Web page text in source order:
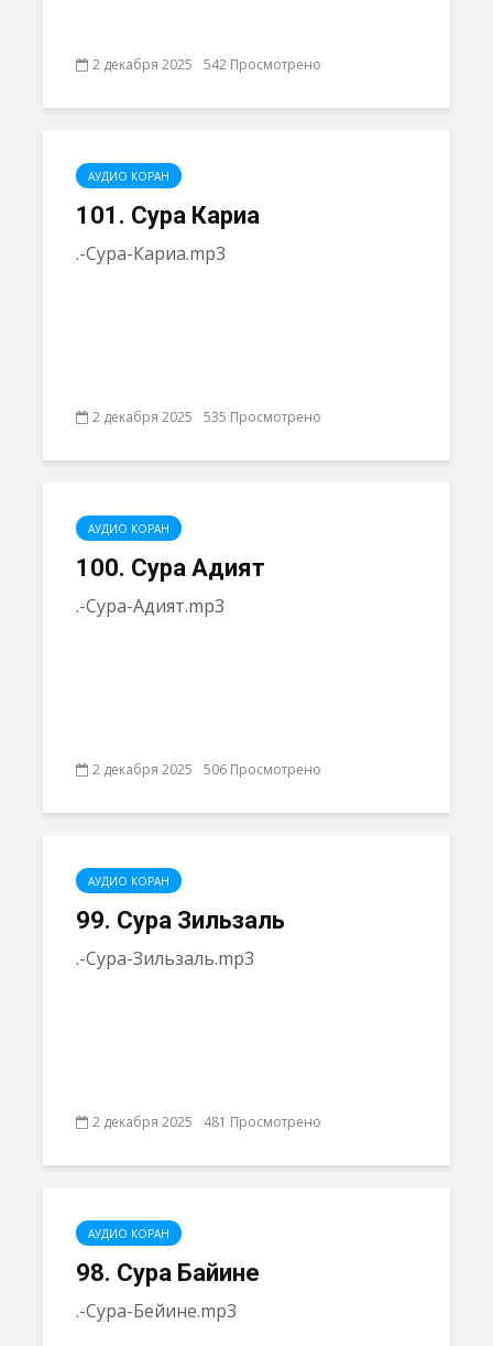
2 декабря 2025 542 Просмотрено
АУДИО КОРАН
101. Сура Кариа
.-Сура-Кариа.mp3
2 декабря 2025 535 Просмотрено
АУДИО КОРАН
100. Сура Адият
.-Сура-Адият.mp3
2 декабря 2025 506 Просмотрено
АУДИО КОРАН
99. Сура Зильзаль
.-Сура-Зильзаль.mp3
2 декабря 2025 481 Просмотрено
АУДИО КОРАН
98. Сура Байине
.-Сура-Бейине.mp3